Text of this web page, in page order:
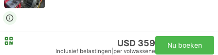
USD 359
Inclusief belastingen per volwassene
Nu boeken